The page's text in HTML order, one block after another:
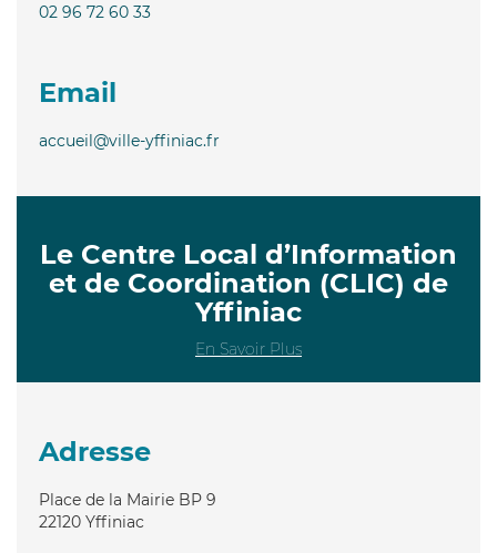
02 96 72 60 33
Email
accueil@ville-yffiniac.fr
Le Centre Local d’Information
et de Coordination (CLIC) de
Yffiniac
En Savoir Plus
Adresse
Place de la Mairie BP 9
22120 Yffiniac